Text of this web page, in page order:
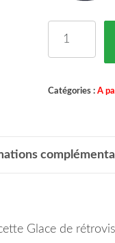
Catégories : A
Glace de